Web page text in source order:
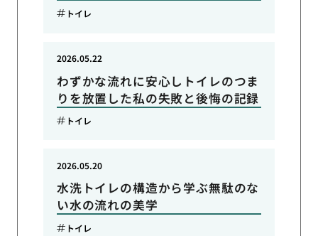
トイレ
わずかな流れに安心しトイレのつま
りを放置した私の失敗と後悔の記録
2026.05.22
トイレ
水洗トイレの構造から学ぶ無駄のな
い水の流れの美学
2026.05.20
トイレ